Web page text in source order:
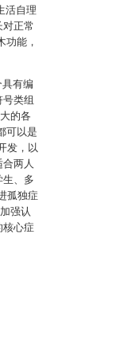
活自理
对正常
功能，
有编
类组
的各
可以是
发，以
两人
生、多
孤独症
强认
核心症